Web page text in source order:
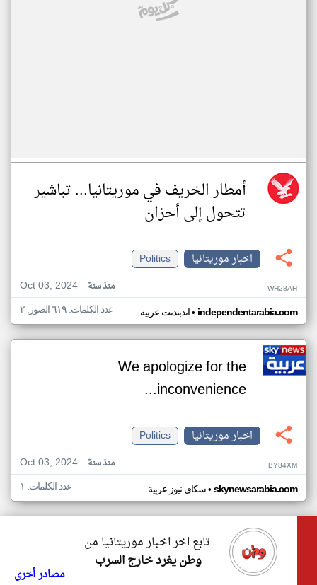
أمطار الخريف في موريتانيا... تباشير
تتحول إلى أحزان
اخبار موريتانيا
Politics
Oct 03, 2024
منذ سنة WH28AH
اندبندنت عربية• independentarabia.com عدد الكلمات: ٦١٩ الصور: ٢
We apologize for the
inconvenience...
اخبار موريتانيا
Politics
Oct 03, 2024
منذ سنة BY84XM
سكاي نيوز عربية• skynewsarabia.com عدد الكلمات: ١
تابع اخر اخبار موريتانيا من
وطن يغرد خارج السرب
مصادر أخرى